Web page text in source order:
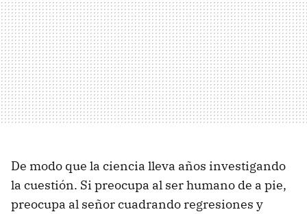
De modo que la ciencia lleva años investigando
la cuestión. Si preocupa al ser humano de a pie,
preocupa al señor cuadrando regresiones y